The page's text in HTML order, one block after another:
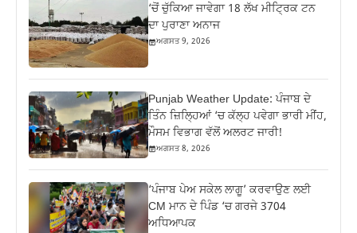
‘ਚੋਂ ਚੁੱਕਿਆ ਜਾਵੇਗਾ 18 ਲੱਖ ਮੀਟ੍ਰਿਕ ਟਨ
ਦਾ ਪੁਰਾਣਾ ਅਨਾਜ
ਅਗਸਤ 9, 2026
Punjab Weather Update: ਪੰਜਾਬ ਦੇ
ਤਿੰਨ ਜ਼‍ਿਲ੍ਹਿਆਂ ‘ਚ ਕੱਲ੍ਹ ਪਵੇਗਾ ਭਾਰੀ ਮੀਂਹ,
ਮੌਸਮ ਵਿਭਾਗ ਵੱਲੋਂ ਅਲਰਟ ਜਾਰੀ!
ਅਗਸਤ 8, 2026
‘ਪੰਜਾਬ ਪੇਅ ਸਕੇਲ ਲਾਗੂ’ ਕਰਵਾਉਣ ਲਈ
CM ਮਾਨ ਦੇ ਪਿੰਡ ‘ਚ ਗਰਜੇ 3704
ਅਧਿਆਪਕ